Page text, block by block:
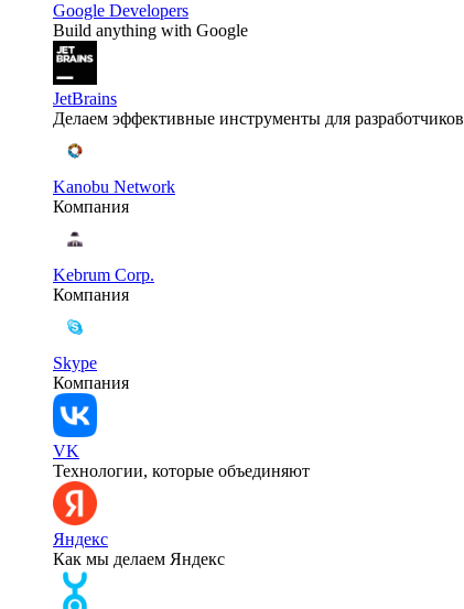
Google Developers
Build anything with Google
JetBrains
Делаем эффективные инструменты для разработчиков
Kanobu Network
Компания
Kebrum Corp.
Компания
Skype
Компания
VK
Технологии, которые объединяют
Яндекс
Как мы делаем Яндекс